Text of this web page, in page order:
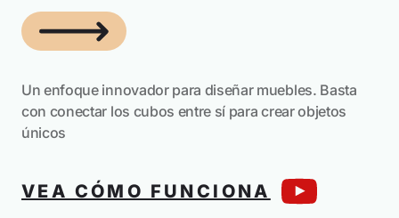
Un enfoque innovador para diseñar muebles. Basta
con conectar los cubos entre sí para crear objetos
únicos
VEA CÓMO FUNCIONA